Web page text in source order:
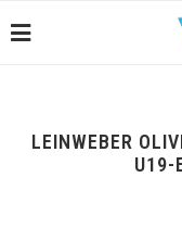
LEINWEBER
U19-